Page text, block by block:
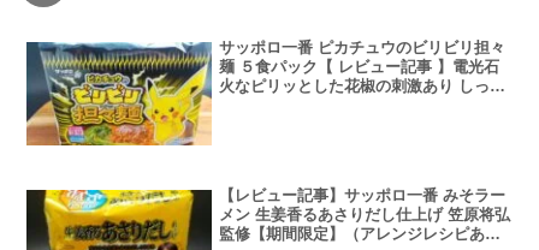
サッポロ一番 ピカチュウのビリビリ担々
麺 ５食パック【 レビュー記事 】電光石
火なピリッとした花椒の刺激あり しっか
【レビュー記事】サッポロ一番 みそラー
メン 生姜香るあさりだし仕上げ 笠原将弘
監修【期間限定】（アレンジレシピあ